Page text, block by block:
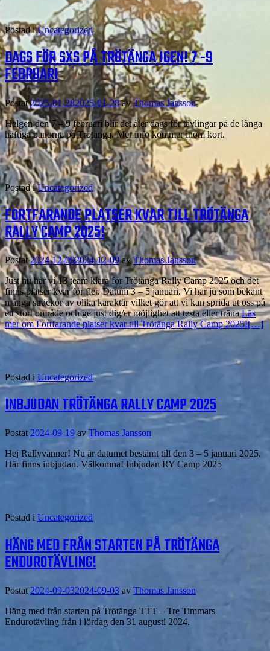
Postad iUncategorized
DAGS FÖR SXS PÅ TRÖTÄNGA IGEN! 7 -9
FEBRUARI
Postat2025-01-282025-01-28avThomas Jansson
Helgen den 7 – 9 februari blir det åter dags för tävlingar på de långa
häftiga banorna på Trötänga. Mer info kommer inom kort.
Postad iUncategorized
FORTFARANDE PLATSER KVAR TILL TRÖTÄNGA
RALLY CAMP 2025!
Postat2024-12-092024-12-09avThomas Jansson
Just nu har vi 13 team klara för Trötänga Rally Camp 2025 och det
finns platser kvar för fler. Datum 3 – 5 januari. Vi har ju som bekant
många sträckor av olika karaktär vilket gör att vi kan sprida ut oss på
ett stort område och ge just dig/er möjlighet att testa eller tränaLäs
mer om Fortfarande platser kvar till Trötänga Rally Camp 2025![…]
Postad i Uncategorized
INBJUDAN TRÖTÄNGA RALLY CAMP 2025
Postat2024-09-19 av Thomas Jansson
Hej Rallyvänner! Nu är datumet bestämt till den 3 – 5 januari 2025.
Här finns inbjudan. Välkomna! Inbjudan RY Camp 2025
Postad i Uncategorized
HÄNG MED FRÅN STARTEN PÅ TRÖTÄNGA
ENDUROTÄVLING!
Postat 2024-09-032024-09-03 av Thomas Jansson
Häng med från starten på Trötänga TTT – Tre Timmars
Endurotävling från i lördag den 31 augusti 2024.